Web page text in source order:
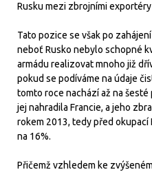
Rusku mezi zbrojními
Tato pozice se však po
neboť Rusko nebylo schopné
armádu realizovat mnoho již
pokud se podíváme na údaje
tomto roce nachází až na
jej nahradila Francie, a jeho
rokem 2013, tedy před okupací
na 16%.
Přičemž vzhledem ke